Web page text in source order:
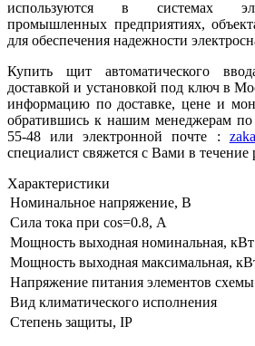
используются в системах
промышленных предприятиях,
для обеспечения надежности
Купить щит автоматического
доставкой и установкой под ключ в
информацию по доставке, цене и
обратившись к нашим менеджерам по
55-48 или электронной почте :
специалист свяжется с Вами в течение
Характеристики
Номинальное напряжение, В
Сила тока при cos=0.8, А
Мощность выходная номинальная, кВт
Мощность выходная максимальная,
Напряжение питания элементов
Вид климатического исполнения
Степень защиты, IP